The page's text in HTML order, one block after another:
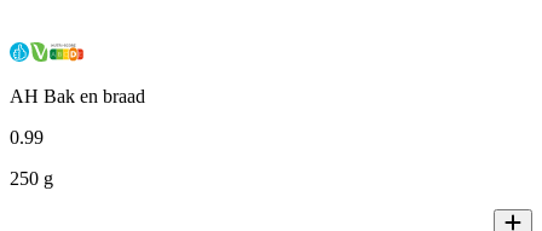
AH Bak en braad
0.99
250 g